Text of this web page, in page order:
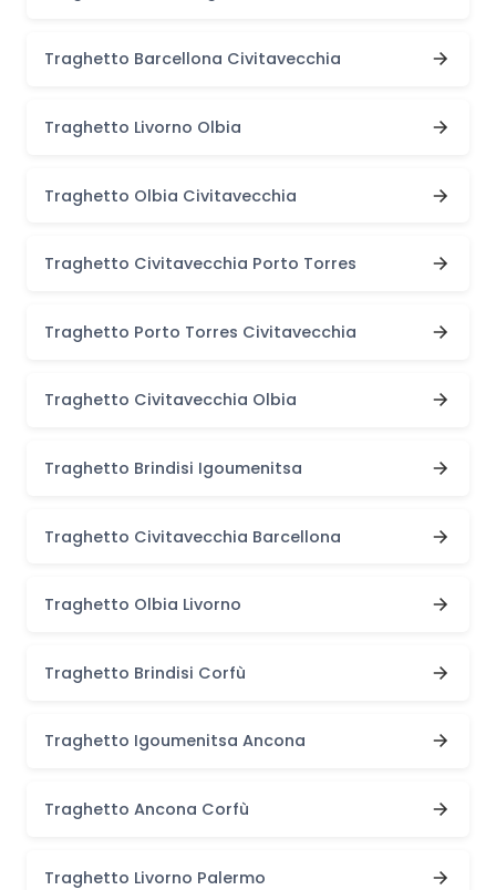
Traghetto Barcellona Civitavecchia
Traghetto Livorno Olbia
Traghetto Olbia Civitavecchia
Traghetto Civitavecchia Porto Torres
Traghetto Porto Torres Civitavecchia
Traghetto Civitavecchia Olbia
Traghetto Brindisi Igoumenitsa
Traghetto Civitavecchia Barcellona
Traghetto Olbia Livorno
Traghetto Brindisi Corfù
Traghetto Igoumenitsa Ancona
Traghetto Ancona Corfù
Traghetto Livorno Palermo